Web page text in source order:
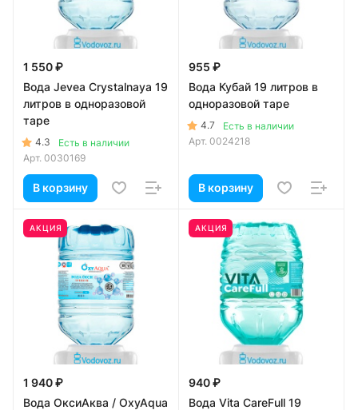
1 550 ₽
Вода Jevea Crystalnaya 19
литров в одноразовой
таре
4.3
Есть в наличии
Арт. 0030169
В корзину
955 ₽
Вода Кубай 19 литров в
одноразовой таре
4.7
Есть в наличии
Арт. 0024218
В корзину
АКЦИЯ
1 940 ₽
Вода ОксиАква / OxyAqua
АКЦИЯ
940 ₽
Вода Vita CareFull 19